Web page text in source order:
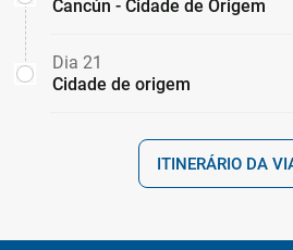
Cancún - Cidade de Origem
Dia 21
Cidade de origem
ITINERÁRIO DA